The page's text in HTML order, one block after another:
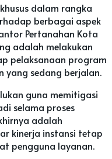
dalam rangka
berbagai aspek
Pertanahan Kota
adalah melakukan
pelaksanaan program
yang sedang berjalan.
guna memitigasi
selama proses
adalah
kinerja instansi tetap
pengguna layanan.